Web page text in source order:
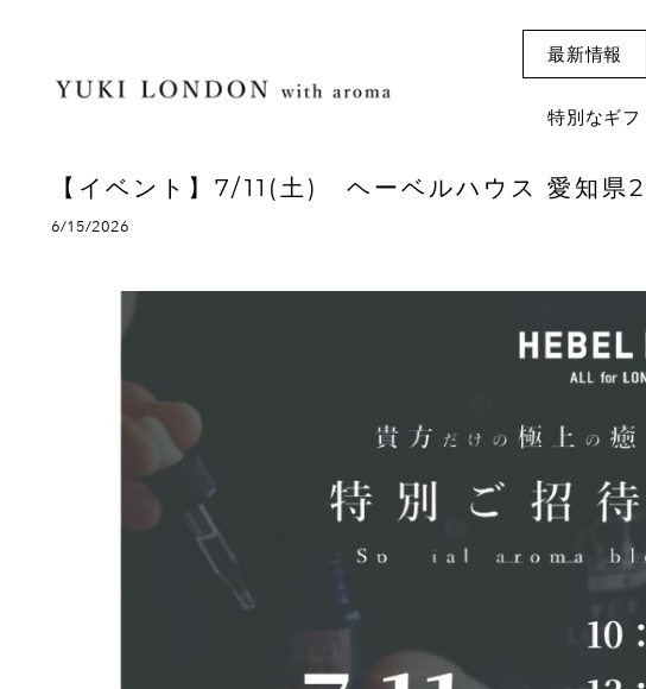
最新情報
特別なギフ
【イベント】7/11(土) ヘーベルハウス 愛知県
6/15/2026